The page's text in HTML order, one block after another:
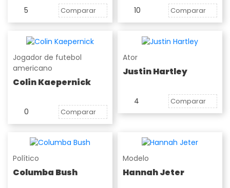
5 Comparar 10 Comparar
Jogador de futebol
americano
Colin Kaepernick
0 Comparar
Ator
Justin Hartley
4 Comparar
Político
Columba Bush
Modelo
Hannah Jeter